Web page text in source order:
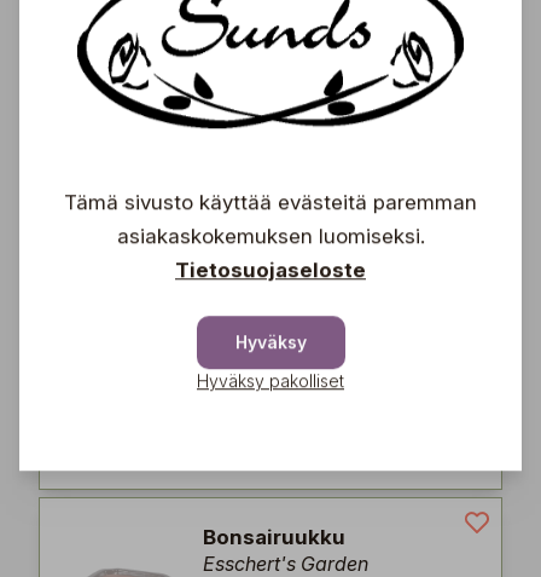
€
MobilPlant 39x29x29
cm
62,90
€
MobilPlant 49x30x29
cm puoliympyrä
Mobilplant 300
Bonsairuukku
Esschert's Garden
Tämä sivusto käyttää evästeitä paremman
asiakaskokemuksen luomiseksi.
Tietosuojaseloste
Hyväksy
Hyväksy pakolliset